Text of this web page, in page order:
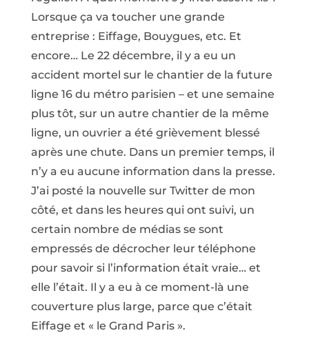
Lorsque ça va toucher une grande
entreprise : Eiffage, Bouygues, etc. Et
encore… Le 22 décembre, il y a eu un
accident mortel sur le chantier de la future
ligne 16 du métro parisien – et une semaine
plus tôt, sur un autre chantier de la même
ligne, un ouvrier a été grièvement blessé
après une chute. Dans un premier temps, il
n’y a eu aucune information dans la presse.
J’ai posté la nouvelle sur Twitter de mon
côté, et dans les heures qui ont suivi, un
certain nombre de médias se sont
empressés de décrocher leur téléphone
pour savoir si l’information était vraie… et
elle l’était. Il y a eu à ce moment-là une
couverture plus large, parce que c’était
Eiffage et « le Grand Paris ».